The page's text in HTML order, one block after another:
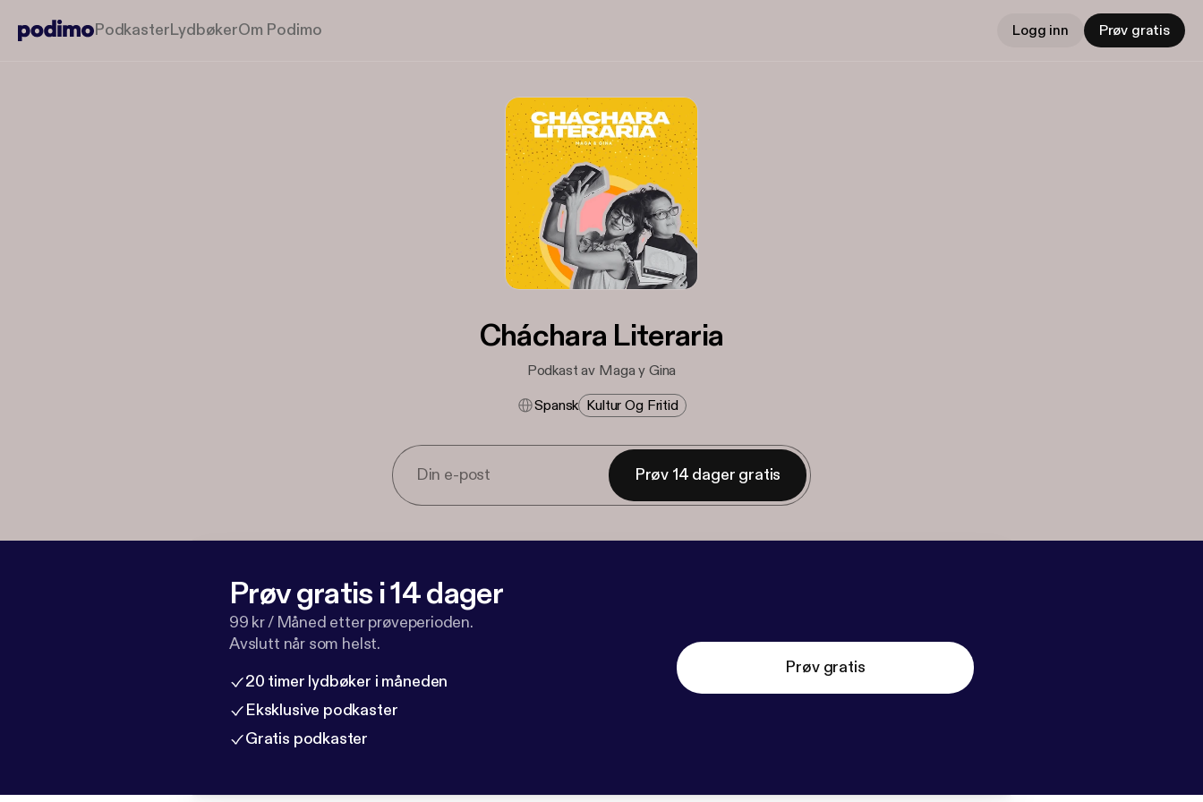
PodkasterLydbøkerOm Podimo Logg inn Prøv gratis
Cháchara Literaria
Podkast av Maga y Gina
Spansk Kultur Og Fritid
Prøv 14 dager gratis
Prøv gratis i 14 dager
99 kr / Måned etter prøveperioden.
Avslutt når som helst.
20 timer lydbøker i måneden
Eksklusive podkaster
Gratis podkaster
Prøv gratis